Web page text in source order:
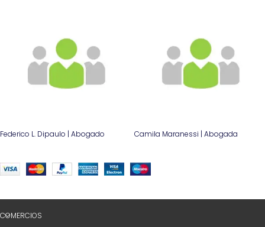
Federico L. Dipaulo | Abogado Camila Maranessi | Abogada
COMERCIOS